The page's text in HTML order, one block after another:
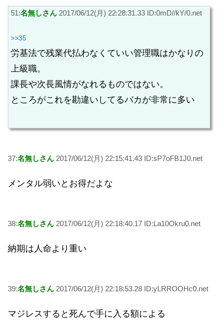
51:名無しさん 2017/06/12(月) 22:28:31.33 ID:0mD//kY/0.net
>>35
労基法で残業代払わなくていい管理職はかなりの
上級職。
課長や次長風情がなれるものではない。
ところがこれを勘違いしてるバカが非常に多い
37:名無しさん 2017/06/12(月) 22:15:41.43 ID:sP7oFB1J0.net
メンタル弱いとお得だよな
38:名無しさん 2017/06/12(月) 22:18:40.17 ID:La10Okru0.net
納期は人命より重い
39:名無しさん 2017/06/12(月) 22:18:53.28 ID:yLRROOHc0.net
マジレスすると死んで手に入る額による